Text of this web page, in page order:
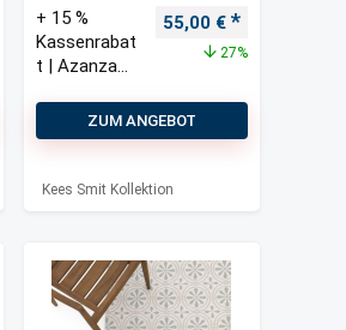
+ 15 %
Kassenrabat
t | Azanza
Teppich
120×170 cm
Ursprünglicher Preis
55,00 € Aktueller
27%
ZUM ANGEBOT
Kees Smit Kollektion